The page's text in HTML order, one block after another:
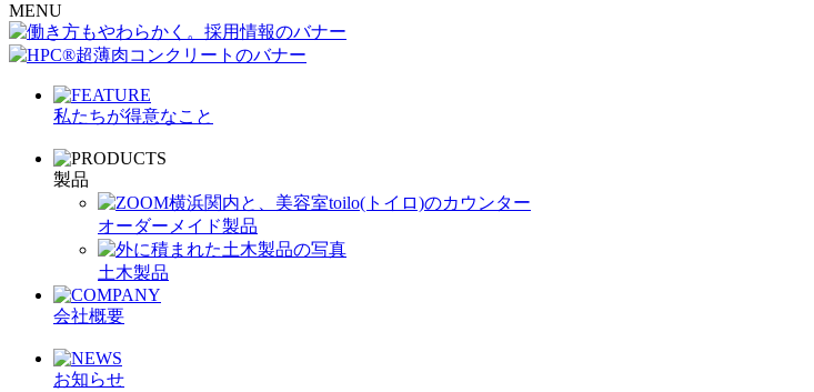
MENU
私たちが得意なこと
製品
オーダーメイド製品
土木製品
会社概要
お知らせ